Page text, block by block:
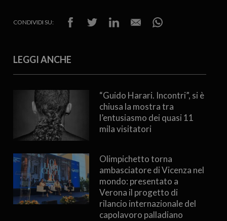
CONDIVIDI SU:
LEGGI ANCHE
“Guido Harari. Incontri”, si è
chiusa la mostra tra
l’entusiasmo dei quasi 11
mila visitatori
Olimpichetto torna
ambasciatore di Vicenza nel
mondo: presentato a
Verona il progetto di
rilancio internazionale del
capolavoro palladiano